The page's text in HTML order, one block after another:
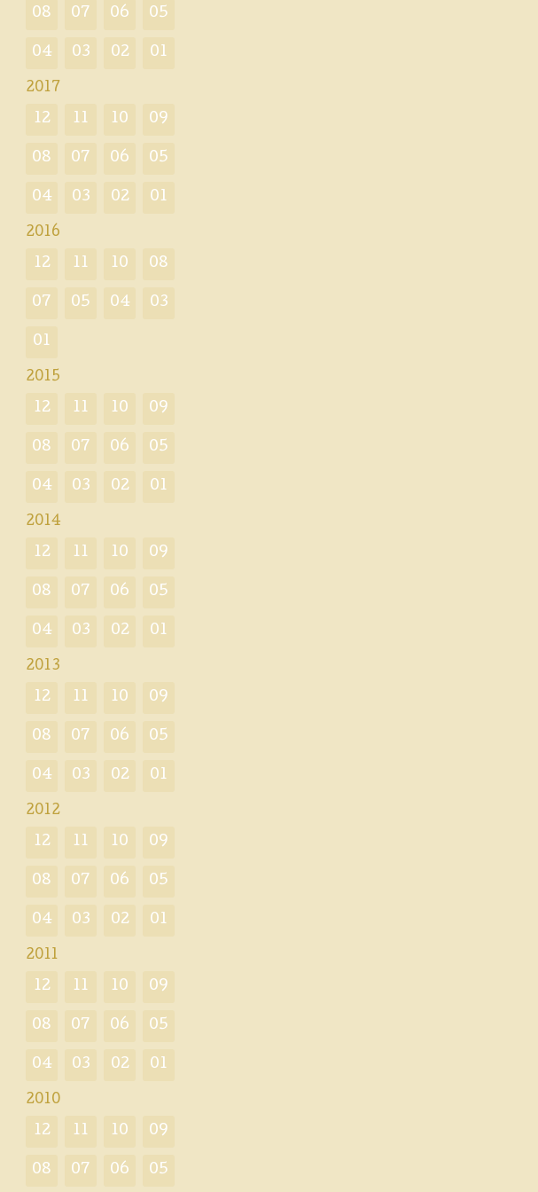
08 07 06 05
04 03 02 01
2017
12 11 10 09
08 07 06 05
04 03 02 01
2016
12 11 10 08
07 05 04 03
01
2015
12 11 10 09
08 07 06 05
04 03 02 01
2014
12 11 10 09
08 07 06 05
04 03 02 01
2013
12 11 10 09
08 07 06 05
04 03 02 01
2012
12 11 10 09
08 07 06 05
04 03 02 01
2011
12 11 10 09
08 07 06 05
04 03 02 01
2010
12 11 10 09
08 07 06 05